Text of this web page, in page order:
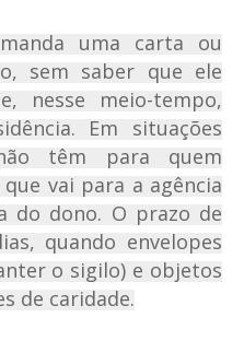
uma carta ou
sem saber que ele
nesse meio-tempo,
Em situações
têm para quem
vai para a agência
do dono. O prazo de
quando envelopes
o sigilo) e objetos
de caridade.